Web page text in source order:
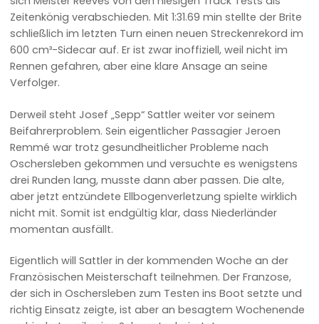
Zeitenkönig verabschieden. Mit 1:31.69 min stellte der Brite
schließlich im letzten Turn einen neuen Streckenrekord im
600 cm³-Sidecar auf. Er ist zwar inoffiziell, weil nicht im
Rennen gefahren, aber eine klare Ansage an seine
Verfolger.
Derweil steht Josef „Sepp“ Sattler weiter vor seinem
Beifahrerproblem. Sein eigentlicher Passagier Jeroen
Remmé war trotz gesundheitlicher Probleme nach
Oschersleben gekommen und versuchte es wenigstens
drei Runden lang, musste dann aber passen. Die alte,
aber jetzt entzündete Ellbogenverletzung spielte wirklich
nicht mit. Somit ist endgültig klar, dass Niederländer
momentan ausfällt.
Eigentlich will Sattler in der kommenden Woche an der
Französischen Meisterschaft teilnehmen. Der Franzose,
der sich in Oschersleben zum Testen ins Boot setzte und
richtig Einsatz zeigte, ist aber an besagtem Wochenende